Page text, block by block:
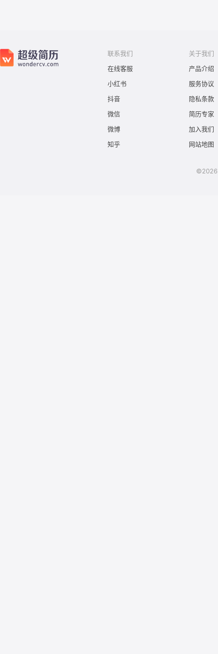
联系我们
在线客服
小红书
抖音
微信
微博
知乎
关于我们
产品介绍
服务协议
隐私条款
简历专家
加入我们
网站地图
©2026